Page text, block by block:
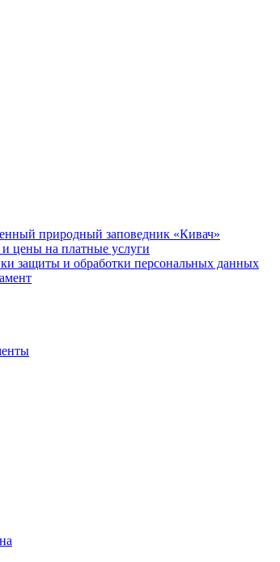
природный заповедник «Кивач»
цены на платные услуги
защиты и обработки персональных данных